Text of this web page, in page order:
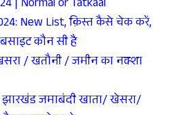
| Normal or Tatkaal
New List, क़िस्त कैसे चेक करें,
कौन सी है
/ खतौनी / जमीन का नक्शा
झारखंड जमाबंदी खाता/ खेसरा/